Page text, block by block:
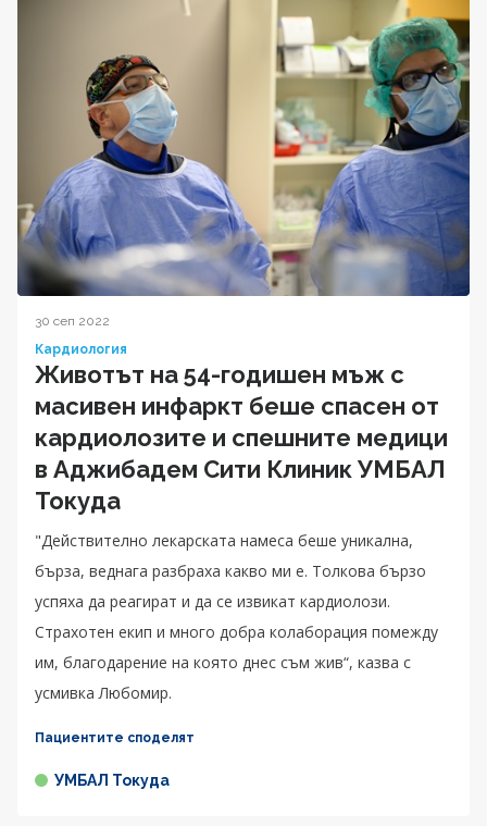
30 сеп 2022
Кардиология
Животът на 54-годишен мъж с
масивен инфаркт беше спасен от
кардиолозите и спешните медици
в Аджибадем Сити Клиник УМБАЛ
Токуда
"Действително лекарската намеса беше уникална,
бърза, веднага разбраха какво ми е. Толкова бързо
успяха да реагират и да се извикат кардиолози.
Страхотен екип и много добра колаборация помежду
им, благодарение на която днес съм жив“, казва с
усмивка Любомир.
Пациентите споделят
УМБАЛ Токуда